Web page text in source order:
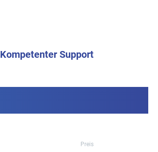
Kompetenter Support
Preis